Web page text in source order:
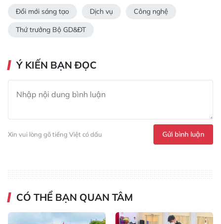
Đổi mới sáng tạo Dịch vụ Công nghệ
Thứ trưởng Bộ GD&ĐT
Ý KIẾN BẠN ĐỌC
Xin vui lòng gõ tiếng Việt có dấu Gửi bình luận
CÓ THỂ BẠN QUAN TÂM